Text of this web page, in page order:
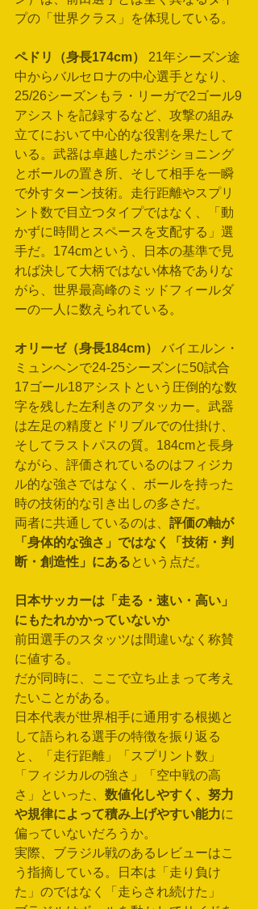
プの「世界クラス」を体現している。
ペドリ（身長174cm）
21年シーズン途
中からバルセロナの中心選手となり、
25/26シーズンもラ・リーガで2ゴール9
アシストを記録するなど、攻撃の組み
立てにおいて中心的な役割を果たして
いる。武器は卓越したポジショニング
とボールの置き所、そして相手を一瞬
で外すターン技術。走行距離やスプリ
ント数で目立つタイプではなく、「動
かずに時間とスペースを支配する」選
手だ。174cmという、日本の基準で見
れば決して大柄ではない体格でありな
がら、世界最高峰のミッドフィールダ
ーの一人に数えられている。
オリーゼ（身長184cm）
バイエルン・
ミュンヘンで24-25シーズンに50試合
17ゴール18アシストという圧倒的な数
字を残した左利きのアタッカー。武器
は左足の精度とドリブルでの仕掛け、
そしてラストパスの質。184cmと長身
ながら、評価されているのはフィジカ
ル的な強さではなく、ボールを持った
時の技術的な引き出しの多さだ。
両者に共通しているのは、 評価の軸が
「身体的な強さ」ではなく「技術・判
断・創造性」にある という点だ。
日本サッカーは「走る・速い・高い」
にもたれかかっていないか
前田選手のスタッツは間違いなく称賛
に値する。
だが同時に、ここで立ち止まって考え
たいことがある。
日本代表が世界相手に通用する根拠と
して語られる選手の特徴を振り返る
と、「走行距離」「スプリント数」
「フィジカルの強さ」「空中戦の高
さ」といった、 数値化しやすく、努力
や規律によって積み上げやすい能力に
偏っていないだろうか。
実際、ブラジル戦のあるレビューはこ
う指摘している。日本は「走り負け
た」のではなく「走らされ続けた」